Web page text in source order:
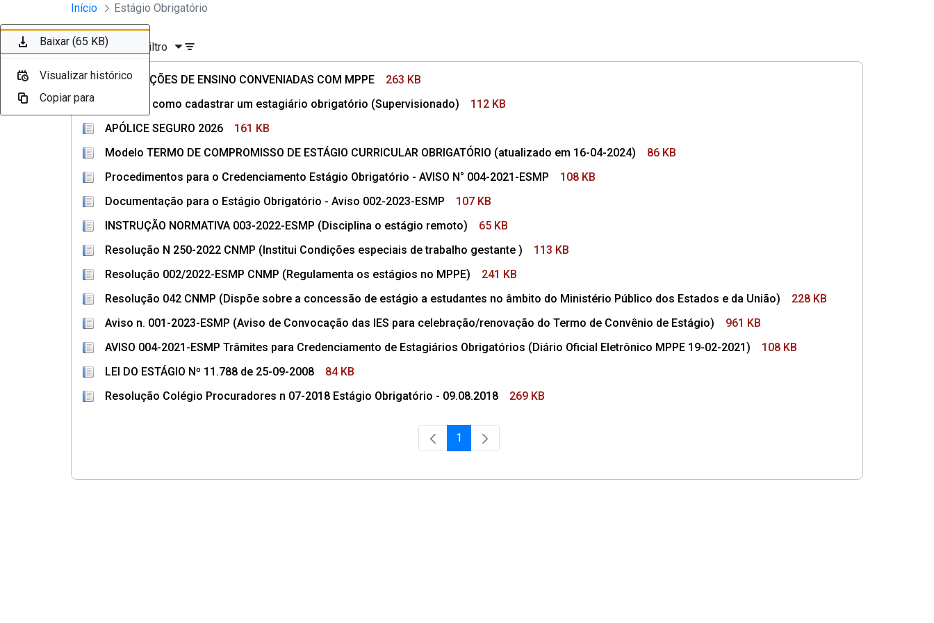
Pular para o Conteúdo principal
Divisão Minima - Escola Superior
Início Estágio Obrigatório
Ordenar Filtro
INSTITUIÇÕES DE ENSINO CONVENIADAS COM MPPE
263 KB
Manual - como cadastrar um estagiário obrigatório (Supervisionado)
112 KB
APÓLICE SEGURO 2026
161 KB
Modelo TERMO DE COMPROMISSO DE ESTÁGIO CURRICULAR OBRIGATÓRIO (atualizado em 16-04-2024)
86 KB
Procedimentos para o Credenciamento Estágio Obrigatório - AVISO N° 004-2021-ESMP
108 KB
Documentação para o Estágio Obrigatório - Aviso 002-2023-ESMP
107 KB
INSTRUÇÃO NORMATIVA 003-2022-ESMP (Disciplina o estágio remoto)
65 KB
Resolução N 250-2022 CNMP (Institui Condições especiais de trabalho gestante )
113 KB
Resolução 002/2022-ESMP CNMP (Regulamenta os estágios no MPPE)
241 KB
Resolução 042 CNMP (Dispõe sobre a concessão de estágio a estudantes no âmbito do Ministério Público dos Estados e da União)
228 KB
Aviso n. 001-2023-ESMP (Aviso de Convocação das IES para celebração/renovação do Termo de Convênio de Estágio)
961 KB
AVISO 004-2021-ESMP Trâmites para Credenciamento de Estagiários Obrigatórios (Diário Oficial Eletrônico MPPE 19-02-2021)
108 KB
LEI DO ESTÁGIO Nº 11.788 de 25-09-2008
84 KB
Resolução Colégio Procuradores n 07-2018 Estágio Obrigatório - 09.08.2018
269 KB
Página
1
Baixar (263 KB)
Visualizar histórico
Copiar para
Baixar (112 KB)
Visualizar histórico
Copiar para
Baixar (161 KB)
Visualizar histórico
Copiar para
Baixar (86 KB)
Visualizar histórico
Copiar para
Baixar (108 KB)
Visualizar histórico
Copiar para
Baixar (107 KB)
Visualizar histórico
Copiar para
Baixar (65 KB)
Visualizar histórico
Copiar para